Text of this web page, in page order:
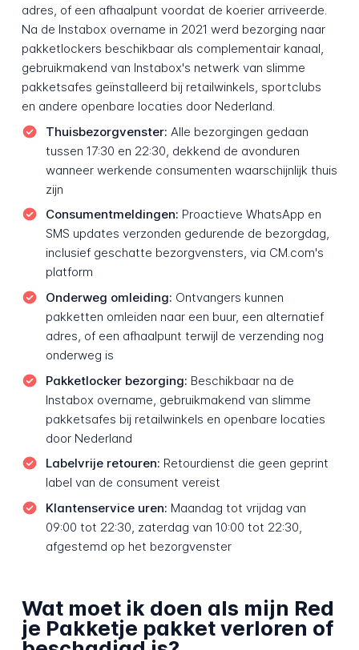
adres, of een afhaalpunt voordat de koerier arriveerde.
Na de Instabox overname in 2021 werd bezorging naar
pakketlockers beschikbaar als complementair kanaal,
gebruikmakend van Instabox's netwerk van slimme
pakketsafes geïnstalleerd bij retailwinkels, sportclubs
en andere openbare locaties door Nederland.
Thuisbezorgvenster: Alle bezorgingen gedaan
tussen 17:30 en 22:30, dekkend de avonduren
wanneer werkende consumenten waarschijnlijk thuis
zijn
Consumentmeldingen: Proactieve WhatsApp en
SMS updates verzonden gedurende de bezorgdag,
inclusief geschatte bezorgvensters, via CM.com's
platform
Onderweg omleiding: Ontvangers kunnen
pakketten omleiden naar een buur, een alternatief
adres, of een afhaalpunt terwijl de verzending nog
onderweg is
Pakketlocker bezorging: Beschikbaar na de
Instabox overname, gebruikmakend van slimme
pakketsafes bij retailwinkels en openbare locaties
door Nederland
Labelvrije retouren: Retourdienst die geen geprint
label van de consument vereist
Klantenservice uren: Maandag tot vrijdag van
09:00 tot 22:30, zaterdag van 10:00 tot 22:30,
afgestemd op het bezorgvenster
Wat moet ik doen als mijn Red
je Pakketje pakket verloren of